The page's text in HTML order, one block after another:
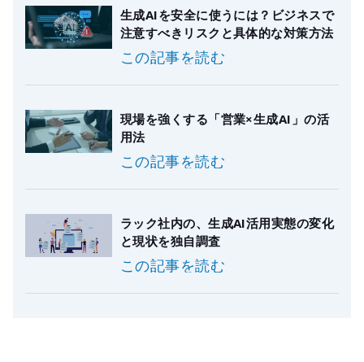
生成AIを安全に使うには？ビジネスで
注意すべきリスクと具体的な対策方法
この記事を読む
現場を強くする「営業×生成AI」の活
用法
この記事を読む
ラック社内の、生成AI活用実態の変化
と現状を独自調査
この記事を読む